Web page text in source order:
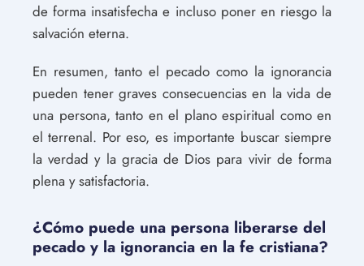
de forma insatisfecha e incluso poner en riesgo la
salvación eterna.
En resumen, tanto el pecado como la ignorancia
pueden tener graves consecuencias en la vida de
una persona, tanto en el plano espiritual como en
el terrenal. Por eso, es importante buscar siempre
la verdad y la gracia de Dios para vivir de forma
plena y satisfactoria.
¿Cómo puede una persona liberarse del
pecado y la ignorancia en la fe cristiana?